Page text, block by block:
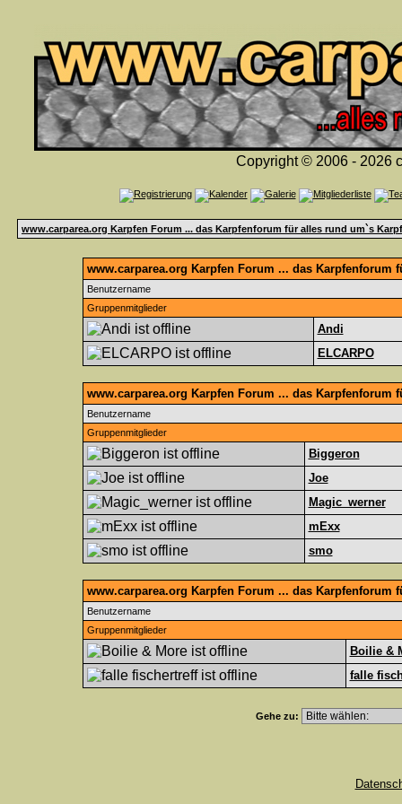
Copyright © 2006 - 2026
www.carparea.org Karpfen Forum ... das Karpfenforum für alles rund um`s
www.carparea.org Karpfen Forum ... das
Benutzername
Gruppenmitglieder
Andi
ELCARPO
www.carparea.org Karpfen Forum ... das Karpfenforum
Benutzername
Gruppenmitglieder
Biggeron
Joe
Magic_werner
mExx
smo
www.carparea.org Karpfen Forum ... das Karpfenforum
Benutzername
Gruppenmitglieder
Boilie &
falle
Gehe zu: